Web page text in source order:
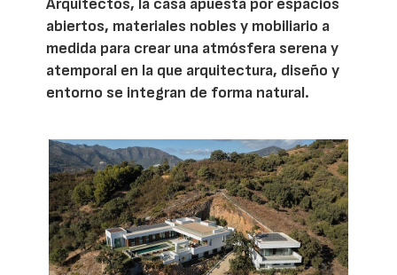
Arquitectos, la casa apuesta por espacios
abiertos, materiales nobles y mobiliario a
medida para crear una atmósfera serena y
atemporal en la que arquitectura, diseño y
entorno se integran de forma natural.